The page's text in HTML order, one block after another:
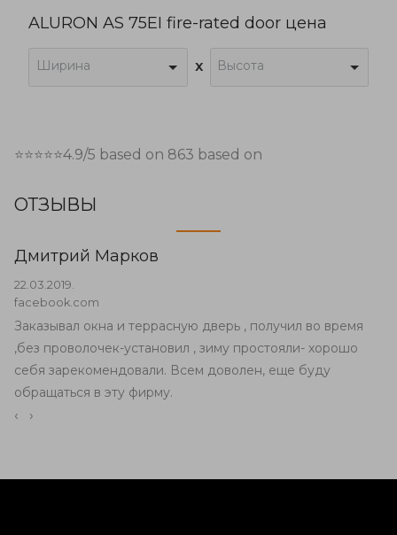
ALURON AS 75EI fire-rated door цена
Ширина x Высота
⭐⭐⭐⭐⭐4.9/5 based on 863 based on
ОТЗЫВЫ
Дмитрий Марков
22.03.2019.
facebook.com
Заказывал окна и террасную дверь , получил во время
,без проволочек-установил , зиму простояли- хорошо
себя зарекомендовали. Всем доволен, еще буду
обращаться в эту фирму.
‹ ›